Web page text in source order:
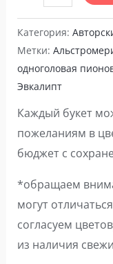
товара
Букет
№8
Категория:
Метки:
одноголовая
Эвкалипт
Каждый букет
пожеланиям в
бюджет с
*обращаем
могут
согласуем
из наличия